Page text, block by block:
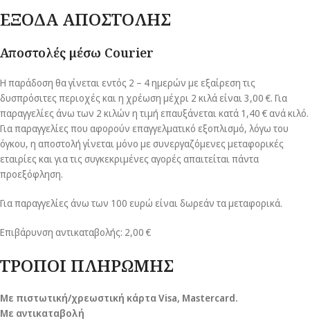
ΕΞΟΔΑ ΑΠΟΣΤΟΛΗΣ
Αποστολές μέσω Courier
Η παράδοση θα γίνεται εντός 2 – 4 ημερών με εξαίρεση τις
δυσπρόσιτες περιοχές και η χρέωση μέχρι 2 κιλά είναι 3,00 €. Για
παραγγελίες άνω των 2 κιλών η τιμή επαυξάνεται κατά 1,40 € ανά κιλό.
Για παραγγελίες που αφορούν επαγγελματικό εξοπλισμό, λόγω του
όγκου, η αποστολή γίνεται μόνο με συνεργαζόμενες μεταφορικές
εταιρίες και για τις συγκεκριμένες αγορές απαιτείται πάντα
προεξόφληση.
Για παραγγελίες άνω των 100 ευρώ είναι δωρεάν τα μεταφορικά.
Επιβάρυνση αντικαταβολής: 2,00 €
ΤΡΟΠΟΙ ΠΛΗΡΩΜΗΣ
Με πιστωτική/χρεωστική κάρτα Visa, Mastercard.
Με αντικαταβολή